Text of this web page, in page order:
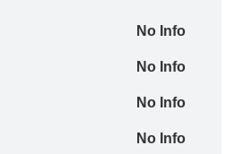
No Info
No Info
No Info
No Info